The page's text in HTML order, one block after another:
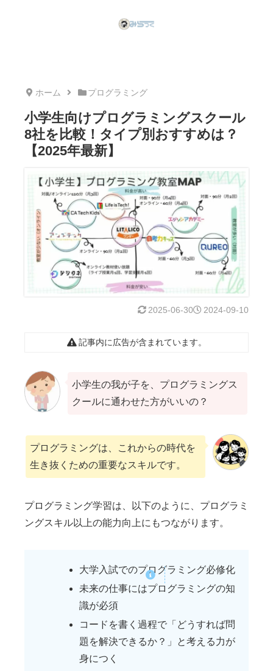
ホーム プログラミング
小学生向けプログラミングスクール
8社を比較！タイプ別おすすめは？
【2025年最新】
2024-09-10
2025-06-30
記事内に広告が含まれています。
小学生の我が子を、プログラミングス
クールに通わせた方がいいの？
プログラミングは、これからの時代を
生き抜くための重要なスキルです。
プログラミング学習は、以下のように、プログラミ
ングスキル以上の能力向上にもつながります。
大学入試でのプログラミング必修化
未来の仕事にはプログラミングの知
識が必須
コードを書く過程で「どうすれば問
題を解決できるか？」と考える力が
身につく